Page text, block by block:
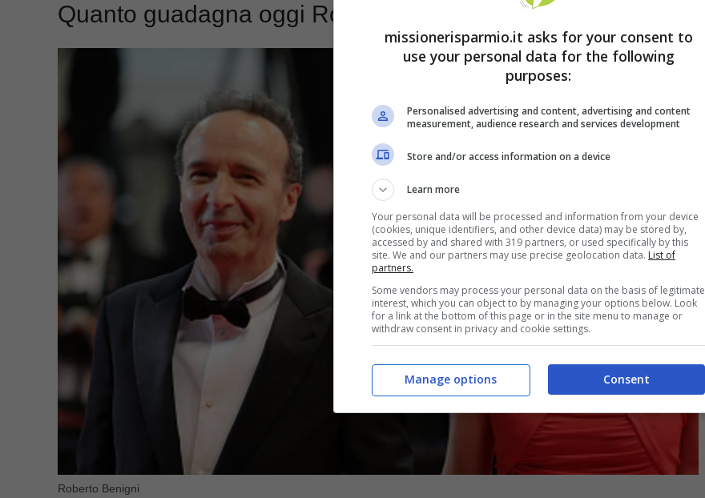
Quanto guadagna oggi Roberto Benigni
Roberto Benigni
missionerisparmio.it asks for your consent to
use your personal data for the following
purposes:
Personalised advertising and content, advertising and content
measurement, audience research and services development
Store and/or access information on a device
Learn more
Your personal data will be processed and information from your device
(cookies, unique identifiers, and other device data) may be stored by,
accessed by and shared with 319 partners, or used specifically by this
site. We and our partners may use precise geolocation data. List of
partners.
Some vendors may process your personal data on the basis of legitimate
interest, which you can object to by managing your options below. Look
for a link at the bottom of this page or in the site menu to manage or
withdraw consent in privacy and cookie settings.
Consent
Manage options